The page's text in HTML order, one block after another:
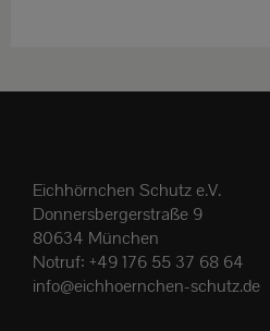
können
auf
der
Produktseite
Eichhörnchen Schutz e.V.
Donnersbergerstraße 9
80634 München
Notruf: +49 176 55 37 68 64
info@eichhoernchen-schutz.de